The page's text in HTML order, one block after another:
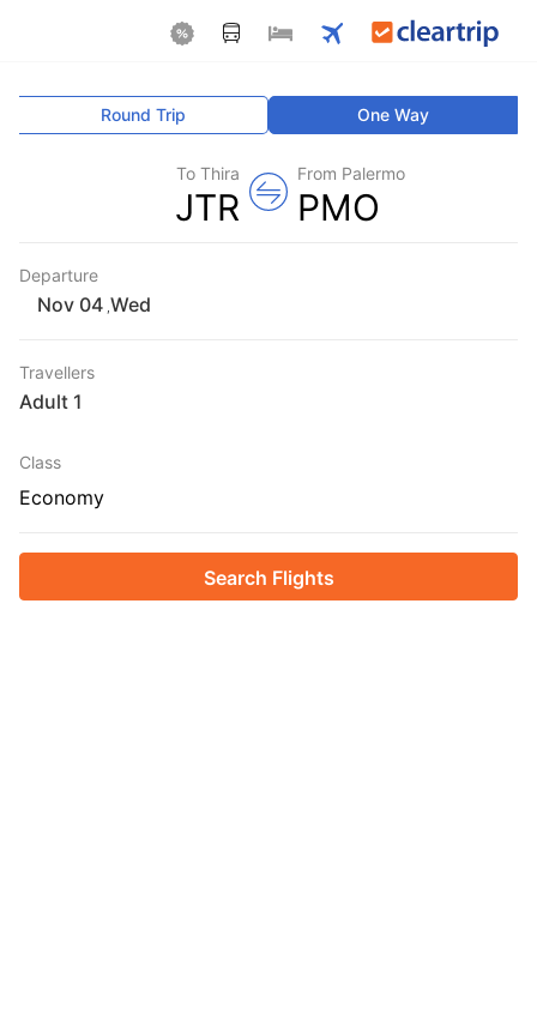
One Way
Round Trip
From Palermo
PMO
To Thira
JTR
Departure
Wed
Travellers
1 Adult
Class
Economy